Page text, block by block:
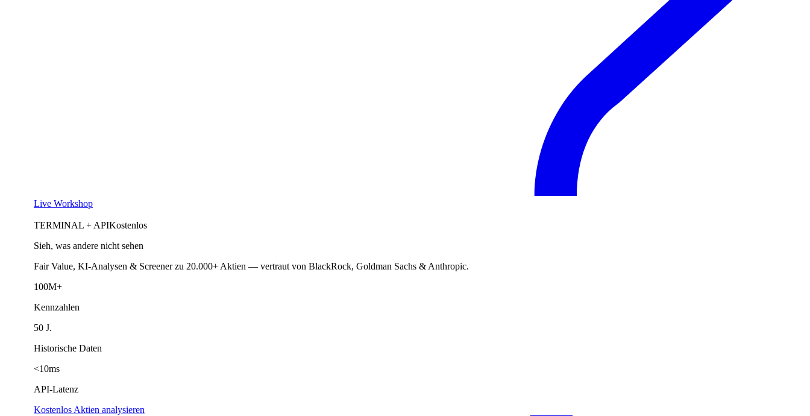
Live Workshop
TERMINAL + APIKostenlos
Sieh, was andere nicht sehen
Fair Value, KI-Analysen & Screener zu 20.000+ Aktien — vertraut von BlackRock, Goldman Sachs & Anthropic.
100M+
Kennzahlen
50 J.
Historische Daten
<10ms
API-Latenz
Kostenlos Aktien analysieren